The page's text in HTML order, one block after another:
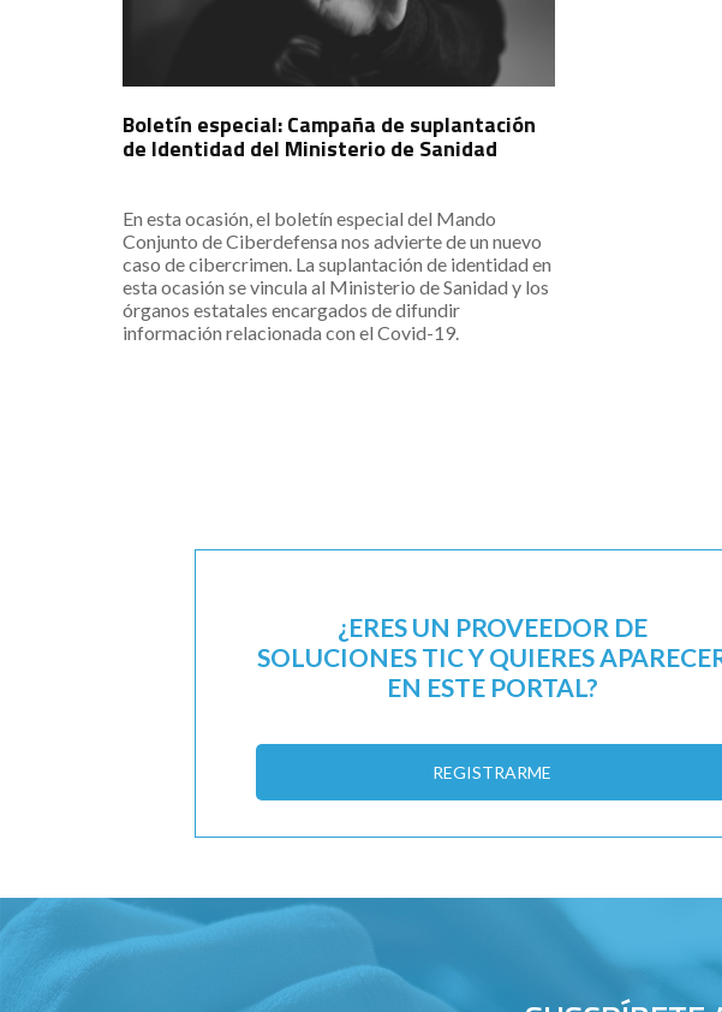
Boletín especial: Campaña de suplantación
de Identidad del Ministerio de Sanidad
En esta ocasión, el boletín especial del Mando
Conjunto de Ciberdefensa nos advierte de un nuevo
caso de cibercrimen. La suplantación de identidad en
esta ocasión se vincula al Ministerio de Sanidad y los
órganos estatales encargados de difundir
información relacionada con el Covid-19.
¿ERES UN PROVEEDOR DE
SOLUCIONES TIC Y QUIERES
EN ESTE PORTAL?
REGISTRARME